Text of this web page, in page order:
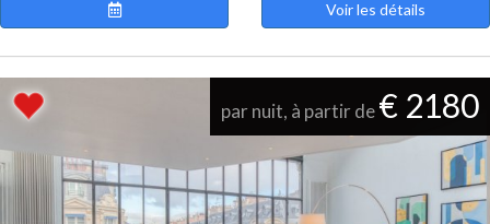
Voir les détails
par nuit, à partir de€ 2180